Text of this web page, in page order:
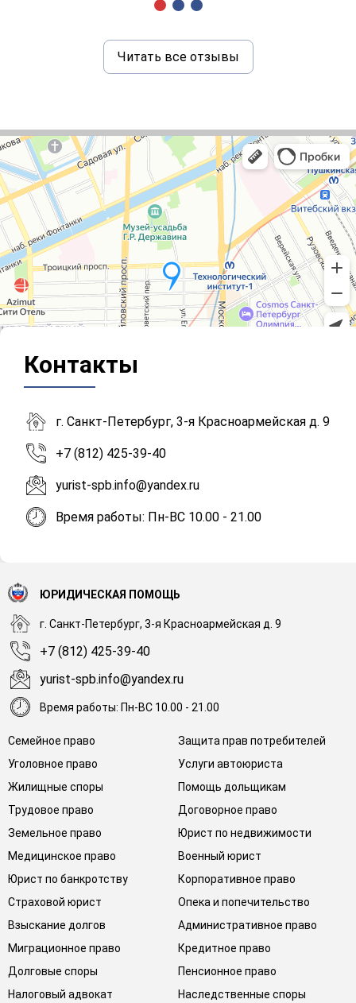
Читать все отзывы
Контакты
г. Санкт-Петербург, 3-я Красноармейская д. 9
+7 (812) 425-39-40
yurist-spb.info@yandex.ru
Время работы: Пн-ВС 10.00 - 21.00
Семейное право
Защита прав потребителей
Уголовное право
Услуги автоюриста
Жилищные споры
Помощь дольщикам
Трудовое право
Договорное право
Земельное право
Юрист по недвижимости
Медицинское право
Военный юрист
Юрист по банкротству
Корпоративное право
Страховой юрист
Опека и попечительство
Взыскание долгов
Административное право
Миграционное право
Кредитное право
Долговые споры
Пенсионное право
Налоговый адвокат
Наследственные споры
ЮРИДИЧЕСКАЯ ПОМОЩЬ
г. Санкт-Петербург, 3-я Красноармейская д. 9
+7 (812) 425-39-40
yurist-spb.info@yandex.ru
Время работы: Пн-ВС 10.00 - 21.00